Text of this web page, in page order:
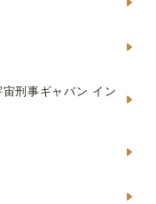
刑事ギャバン イン